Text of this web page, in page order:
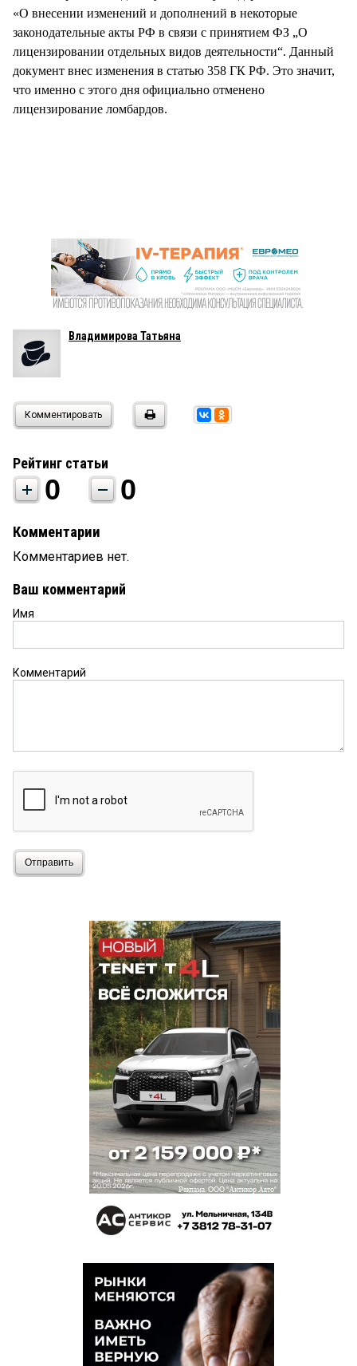
«О внесении изменений и дополнений в некоторые
законодательные акты РФ в связи с принятием ФЗ „О
лицензировании отдельных видов деятельности“. Данный
документ внес изменения в статью 358 ГК РФ. Это значит,
что именно с этого дня официально отменено
лицензирование ломбардов.
Владимирова Татьяна
Комментировать
Рейтинг статьи
0 0
Комментарии
Комментариев нет.
Ваш комментарий
Имя
Комментарий
Отправить